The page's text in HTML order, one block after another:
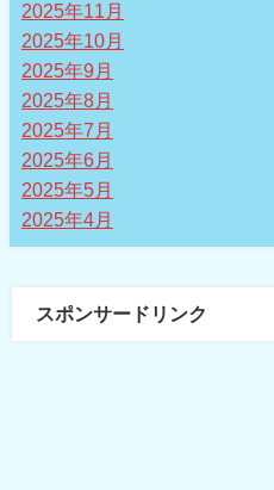
2025年11月
2025年10月
2025年9月
2025年8月
2025年7月
2025年6月
2025年5月
2025年4月
スポンサードリンク